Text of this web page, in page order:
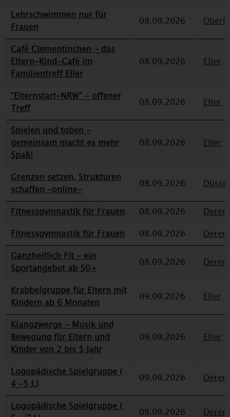
Lehrschwimmen nur für
Frauen
08.09.2026
Café Clementinchen - das
Eltern-Kind-Café im
Familientreff Eller
08.09.2026 Eller
"Elternstart-NRW" - offener
Treff
08.09.2026 Eller
Spielen und toben -
gemeinsam macht es mehr
Spaß!
08.09.2026 Eller
Grenzen setzen, Strukturen
schaffen -online-
08.09.2026
Fitnessgymnastik für Frauen 08.09.2026
Fitnessgymnastik für Frauen
08.09.2026
Ganzheitlich Fit - ein
Sportangebot ab 50+
08.09.2026
Krabbelgruppe für Eltern mit
Kindern ab 6 Monaten
09.09.2026 Eller
Klangzwerge - Musik und
Bewegung für Eltern und
Kinder von 2 bis 5 Jahr
09.09.2026 Eller
Logopädische Spielgruppe (
4 -5 J.)
09.09.2026
Logopädische Spielgruppe (
09.09.2026